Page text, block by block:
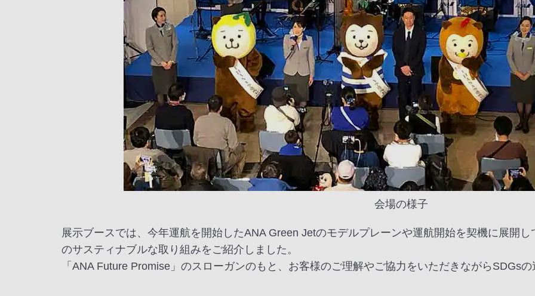
会場の様子
展示ブースでは、今年運航を開始したANA Green Jetのモデルプレーンや運航開始を契機に展開
のサスティナブルな取り組みをご紹介しました。
「ANA Future Promise」のスローガンのもと、お客様のご理解やご協力をいただきながらSDGs